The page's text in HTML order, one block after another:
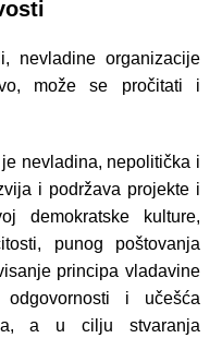
nevladine organizacije
može se pročitati i
nevladina, nepolitička i
i podržava projekte i
demokratske kulture,
punog poštovanja
principa vladavine
i učešća
a u cilju stvaranja